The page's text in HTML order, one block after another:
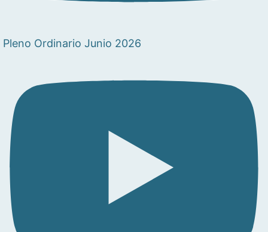
Pleno Ordinario Junio 2026